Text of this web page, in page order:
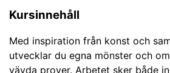
Kursinnehåll
Med inspiration från konst och
utvecklar du egna mönster och
vävda prover. Arbetet sker både